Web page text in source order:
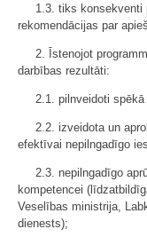
1.3. tiks konsekventi
rekomendācijas par
2. Īstenojot
darbības rezultāti:
2.1. pilnveidoti
2.2. izveidota un
efektīvai nepilngadīgo
2.3. nepilngadīgo
kompetencei
Veselības ministrija,
dienests);